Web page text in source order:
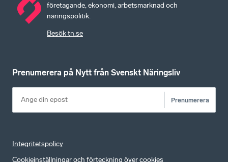
företagande, ekonomi, arbetsmarknad och
näringspolitik.
Besök tn.se
Prenumerera på Nytt från Svenskt Näringsliv
Prenumerera
Integritetspolicy
Cookieinställningar och förteckning över cookies